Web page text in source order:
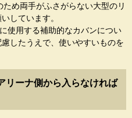
め両手がふさがらない大型のリ
しています。
使用する補助的なカバンについ
したうえで、使いやすいものを
リーナ側から入らなければ